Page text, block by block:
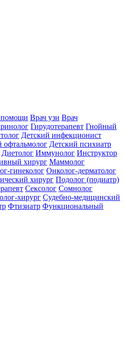
помощи Врач узи Врач
Гирудотерапевт Гнойный
Детский инфекционист
офтальмолог Детский психиатр
Диетолог Иммунолог Инструктор
хирург Маммолог
гинеколог Онколог-дерматолог
хирург Подолог (подиатр)
Сексолог Сомнолог
хирург Судебно-медицинский
Фтизиатр Функциональный